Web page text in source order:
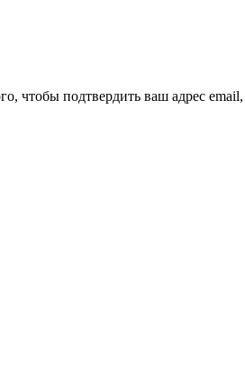
чтобы подтвердить ваш адрес